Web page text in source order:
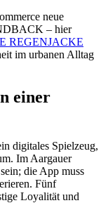
neue
– hier
REGENJACKE
im urbanen Alltag
einer
digitales Spielzeug,
Im Aargauer
die App muss
Fünf
Loyalität und